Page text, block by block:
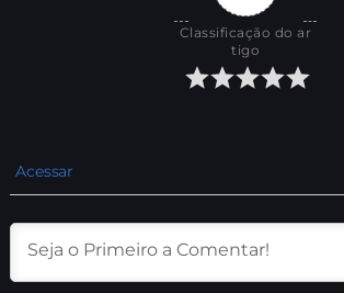
Classificação do ar
tigo
Acessar